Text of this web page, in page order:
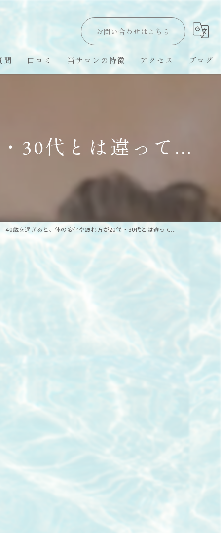
お問い合わせはこちら
問 口コミ 当サロンの特徴
オイルトリートメント
スピリチュアル
アクセス ブログ
30代とは違って...
40歳を過ぎると、体の変化や疲れ方が20代・30代とは違って...